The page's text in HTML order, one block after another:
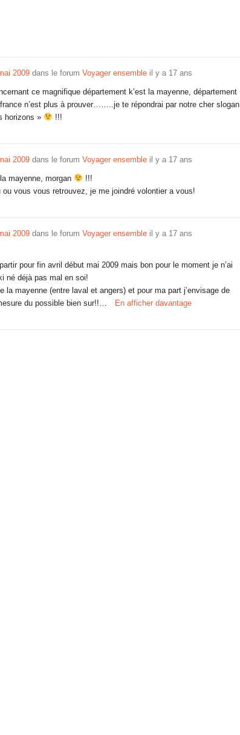
2009 dans le forum Voyager ensemble il y a 17 ans
ce magnifique département k’est la mayenne, département
n’est plus à prouver……..je te répondrai par notre cher slogan
horizons »
!!!
2009 dans le forum Voyager ensemble il y a 17 ans
mayenne, morgan
!!!
vous vous retrouvez, je me joindré volontier a vous!
2009 dans le forum Voyager ensemble il y a 17 ans
pour fin avril début mai 2009 mais bon pour le moment je n’ai
né déjà pas mal en soi!
la mayenne (entre laval et angers) et pour ma part j’envisage de
du possible bien sur!!…
En afficher davantage